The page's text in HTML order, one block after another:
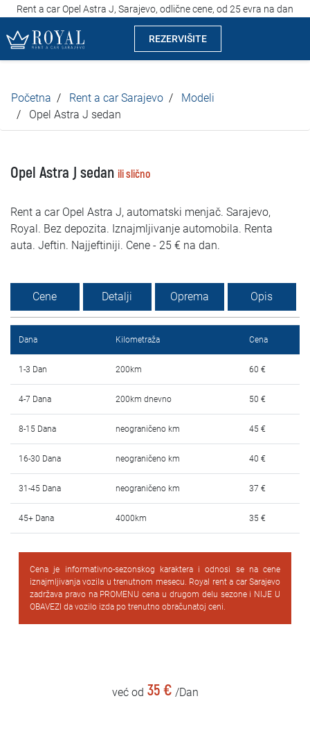
Rent a car Opel Astra J, Sarajevo, odlične cene, od 25 evra na dan
REZERVIŠITE
Kompanija
Lokacije
Iznajmljivanje vozila
Cijene
Uslovi najma
Najčešća pitanja
Blog
Kontakt
EN
Početna Rent a car Sarajevo
Modeli
Opel Astra J sedan
Opel Astra J sedan ili slično
Rent a car Opel Astra J, automatski menjač. Sarajevo,
Royal. Bez depozita. Iznajmljivanje automobila. Renta
auta. Jeftin. Najjeftiniji. Cene - 25 € na dan.
Cene Detalji Oprema Opis
Dana Kilometraža Cena
1-3 Dan 200km 60 €
4-7 Dana 200km dnevno 50 €
8-15 Dana neograničeno km 45 €
16-30 Dana neograničeno km 40 €
31-45 Dana neograničeno km 37 €
45+ Dana 4000km 35 €
Cena je informativno-sezonskog karaktera i odnosi se na cene
iznajmljivanja vozila u trenutnom mesecu. Royal rent a car Sarajevo
zadržava pravo na PROMENU cena u drugom delu sezone i NIJE U
OBAVEZI da vozilo izda po trenutno obračunatoj ceni.
već od 35 € /Dan